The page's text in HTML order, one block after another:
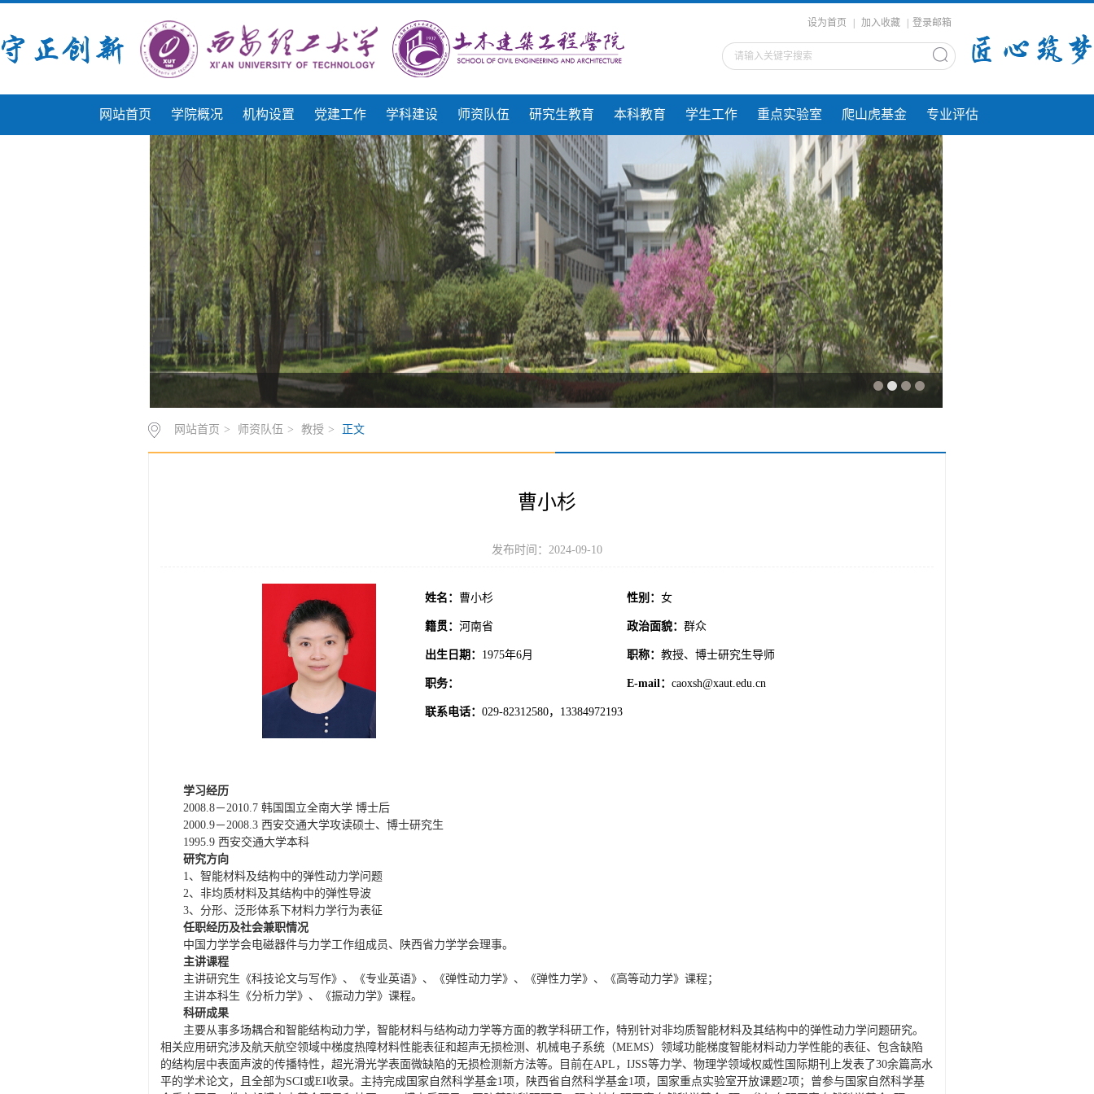
设为首页 加入收藏 登录邮箱
网站首页 学院概况 机构设置 党建工作 学科建设 师资队伍 研究生教育 本科教育 学生工作 重点实验室 爬山虎基金 专业评估
网站首页 > 师资队伍 > 教授 > 正文
曹小杉
发布时间：2024-09-10
姓名： 曹小杉 性别： 女
籍贯： 河南省 政治面貌： 群众
出生日期： 1975年6月 职称： 教授、博士研究生导师
职务： E-mail： caoxsh@xaut.edu.cn
联系电话： 029-82312580，13384972193
学习经历
2008.8－2010.7 韩国国立全南大学 博士后
2000.9－2008.3 西安交通大学攻读硕士、博士研究生
1995.9 西安交通大学本科
研究方向
1、智能材料及结构中的弹性动力学问题
2、非均质材料及其结构中的弹性导波
3、分形、泛形体系下材料力学行为表征
任职经历及社会兼职情况
中国力学学会电磁器件与力学工作组成员、陕西省力学学会理事。
主讲课程
主讲研究生《科技论文与写作》、《专业英语》、《弹性动力学》、《弹性力学》、《高等动力学》课程；
主讲本科生《分析力学》、《振动力学》课程。
科研成果
主要从事多场耦合和智能结构动力学，智能材料与结构动力学等方面的教学科研工作，特别针对非均质智能材料及其结构中的弹性动力学问题研究。
相关应用研究涉及航天航空领域中梯度热障材料性能表征和超声无损检测、机械电子系统（MEMS）领域功能梯度智能材料动力学性能的表征、包含缺陷
的结构层中表面声波的传播特性，超光滑光学表面微缺陷的无损检测新方法等。目前在APL，IJSS等力学、物理学领域权威性国际期刊上发表了30余篇高水
平的学术论文，且全部为SCI或EI收录。主持完成国家自然科学基金1项，陕西省自然科学基金1项，国家重点实验室开放课题2项；曾参与国家自然科学基